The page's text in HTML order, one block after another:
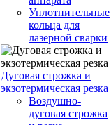
Уплотнительные
кольца для
лазерной сварки
Дуговая строжка и
экзотермическая резка
Воздушно-
дуговая строжка